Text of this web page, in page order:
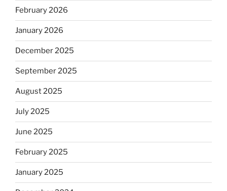
February 2026
January 2026
December 2025
September 2025
August 2025
July 2025
June 2025
February 2025
January 2025